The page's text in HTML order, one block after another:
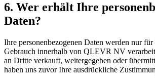
6. Wer erhält Ihre
Daten?
Ihre personenbezogenen Daten werden nur für
Gebrauch innerhalb von QLEVR NV
an Dritte verkauft, weitergegeben oder
haben uns zuvor Ihre ausdrückliche